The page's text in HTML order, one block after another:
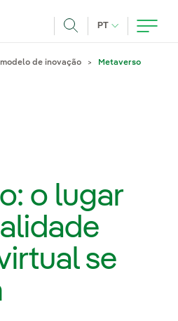
PT IDIOMA ATUAL,
modelo de inovação Metaverso
o lugar
se